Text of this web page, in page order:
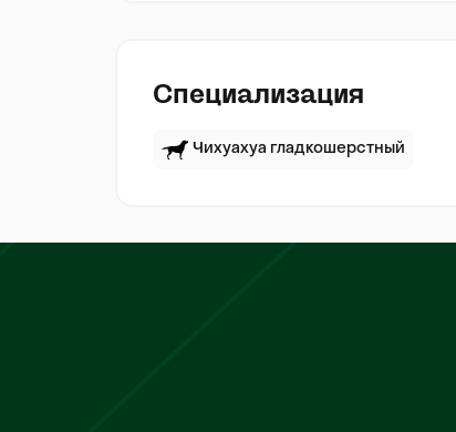
Специализация
Чихуахуа гладкошерстный